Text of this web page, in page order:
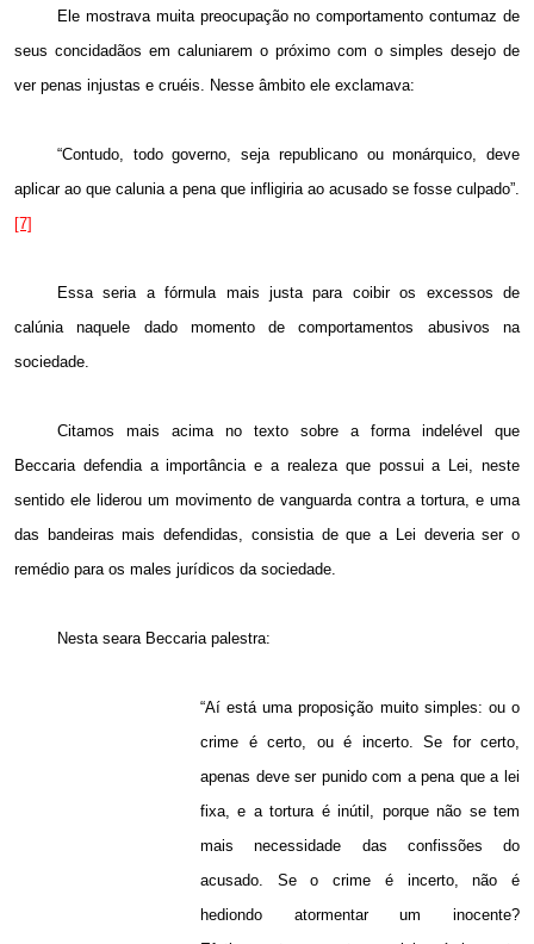
Ele mostrava muita preocupação no comportamento contumaz de
seus concidadãos em caluniarem o próximo com o simples desejo de
ver penas injustas e cruéis. Nesse âmbito ele exclamava:
“Contudo, todo governo, seja republicano ou monárquico, deve
aplicar ao que calunia a pena que infligiria ao acusado se fosse culpado”.
[7]
Essa seria a fórmula mais justa para coibir os excessos de
calúnia naquele dado momento de comportamentos abusivos na
sociedade.
Citamos mais acima no texto sobre a forma indelével que
Beccaria defendia a importância e a realeza que possui a Lei, neste
sentido ele liderou um movimento de vanguarda contra a tortura, e uma
das bandeiras mais defendidas, consistia de que a Lei deveria ser o
remédio para os males jurídicos da sociedade.
Nesta seara Beccaria palestra:
“Aí está uma proposição muito simples: ou o
crime é certo, ou é incerto. Se for certo,
apenas deve ser punido com a pena que a lei
fixa, e a tortura é inútil, porque não se tem
mais necessidade das confissões do
acusado. Se o crime é incerto, não é
hediondo atormentar um inocente?